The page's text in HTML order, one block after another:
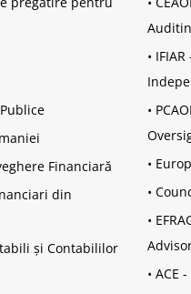
Financiară
din
și Contabililor
•
•
•
•
•
• ACE